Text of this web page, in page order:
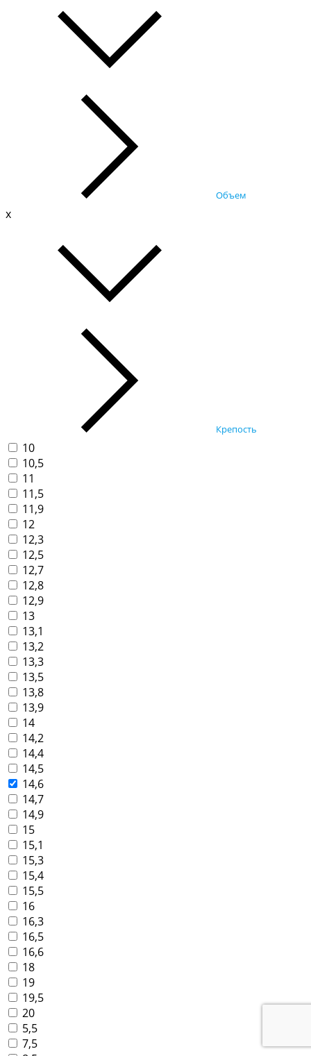
Объем
x
Крепость
10
10,5
11
11,5
11,9
12
12,3
12,5
12,7
12,8
12,9
13
13,1
13,2
13,3
13,5
13,8
13,9
14
14,2
14,4
14,5
14,6
14,7
14,9
15
15,1
15,3
15,4
15,5
16
16,3
16,5
16,6
18
19
19,5
20
5,5
7,5